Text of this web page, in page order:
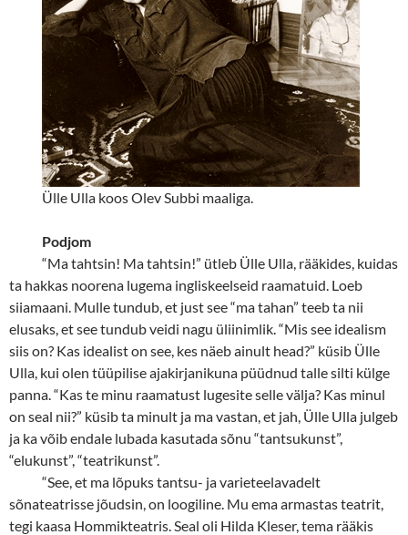
Ülle Ulla koos Olev Subbi maaliga.
Podjom
“Ma tahtsin! Ma tahtsin!” ütleb Ülle Ulla, rääkides, kuidas
ta hakkas noorena lugema ingliskeelseid raamatuid. Loeb
siiamaani. Mulle tundub, et just see “ma tahan” teeb ta nii
elusaks, et see tundub veidi nagu üliinimlik. “Mis see idealism
siis on? Kas idealist on see, kes näeb ainult head?” küsib Ülle
Ulla, kui olen tüüpilise ajakirjanikuna püüdnud talle silti külge
panna. “Kas te minu raamatust lugesite selle välja? Kas minul
on seal nii?” küsib ta minult ja ma vastan, et jah, Ülle Ulla julgeb
ja ka võib endale lubada kasutada sõnu “tantsukunst”,
“elukunst”, “teatrikunst”.
“See, et ma lõpuks tantsu- ja varieteelavadelt
sõnateatrisse jõudsin, on loogiline. Mu ema armastas teatrit,
tegi kaasa Hommikteatris. Seal oli Hilda Kleser, tema rääkis